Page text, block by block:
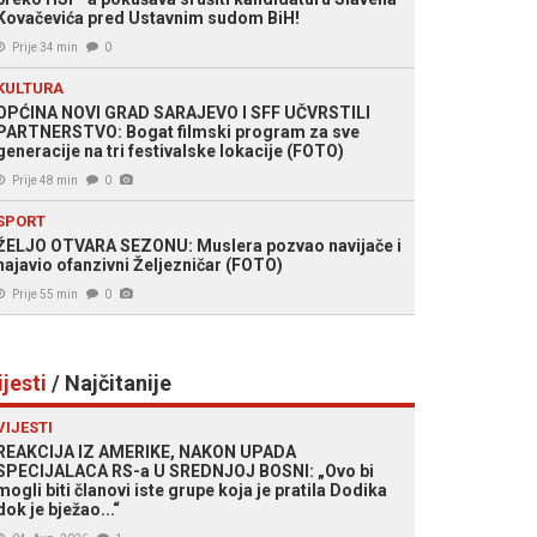
pred Ustavnim sudom BiH!
Prije 34 min 0
NOVI GRAD SARAJEVO I SFF UČVRSTILI
Bogat filmski program za sve
na tri festivalske lokacije (FOTO)
Prije 48 min 0
OTVARA SEZONU: Muslera pozvao navijače i
ofanzivni Željezničar (FOTO)
Prije 55 min 0
/ Najčitanije
IZ AMERIKE, NAKON UPADA
RS-a U SREDNJOJ BOSNI: „Ovo bi
biti članovi iste grupe koja je pratila Dodika
je bježao...“